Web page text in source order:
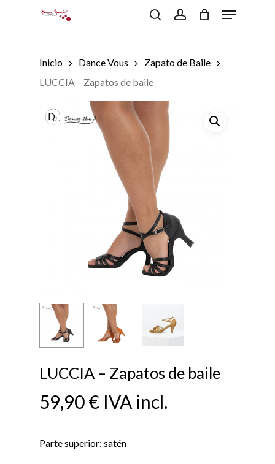
Menu
Inicio Dance Vous
Zapato de Baile
LUCCIA – Zapatos de baile
LUCCIA – Zapatos de baile
59,90€ IVA incl.
Parte superior: satén